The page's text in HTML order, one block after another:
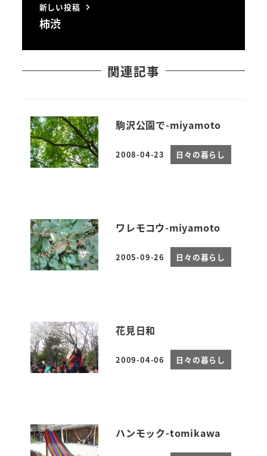
新しい投稿
柿渋
関連記事
駒沢公園で-miyamoto
投稿日
2008-04-23 日々の暮らし
ワレモコウ-miyamoto
投稿日
2005-09-26 日々の暮らし
花見日和
投稿日
2009-04-06 日々の暮らし
ハンモック-tomikawa